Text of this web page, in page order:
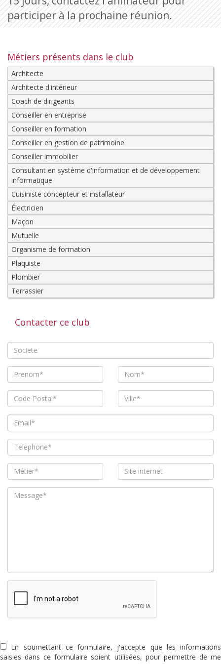
participer à la prochaine réunion.
Métiers présents dans le club
Architecte
Architecte d'intérieur
Coach de dirigeants
Conseiller en entreprise
Conseiller en formation
Conseiller en gestion de patrimoine
Conseiller immobilier
Consultant en système d'information et de développement
informatique
Cuisiniste concepteur et installateur
Électricien
Maçon
Mutuelle
Organisme de formation
Plaquiste
Plombier
Terrassier
Contacter ce club
En soumettant ce formulaire, j'accepte que les informations
saisies dans ce formulaire soient utilisées, pour permettre de me